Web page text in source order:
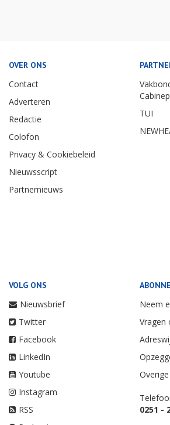
OVER ONS
Contact
Adverteren
Redactie
Colofon
Privacy & Cookiebeleid
Nieuwsscript
Partnernieuws
TUI
VOLG ONS
Nieuwsbrief
Twitter
Facebook
LinkedIn
Youtube
Instagram
RSS
Neem
Vragen
0251 -